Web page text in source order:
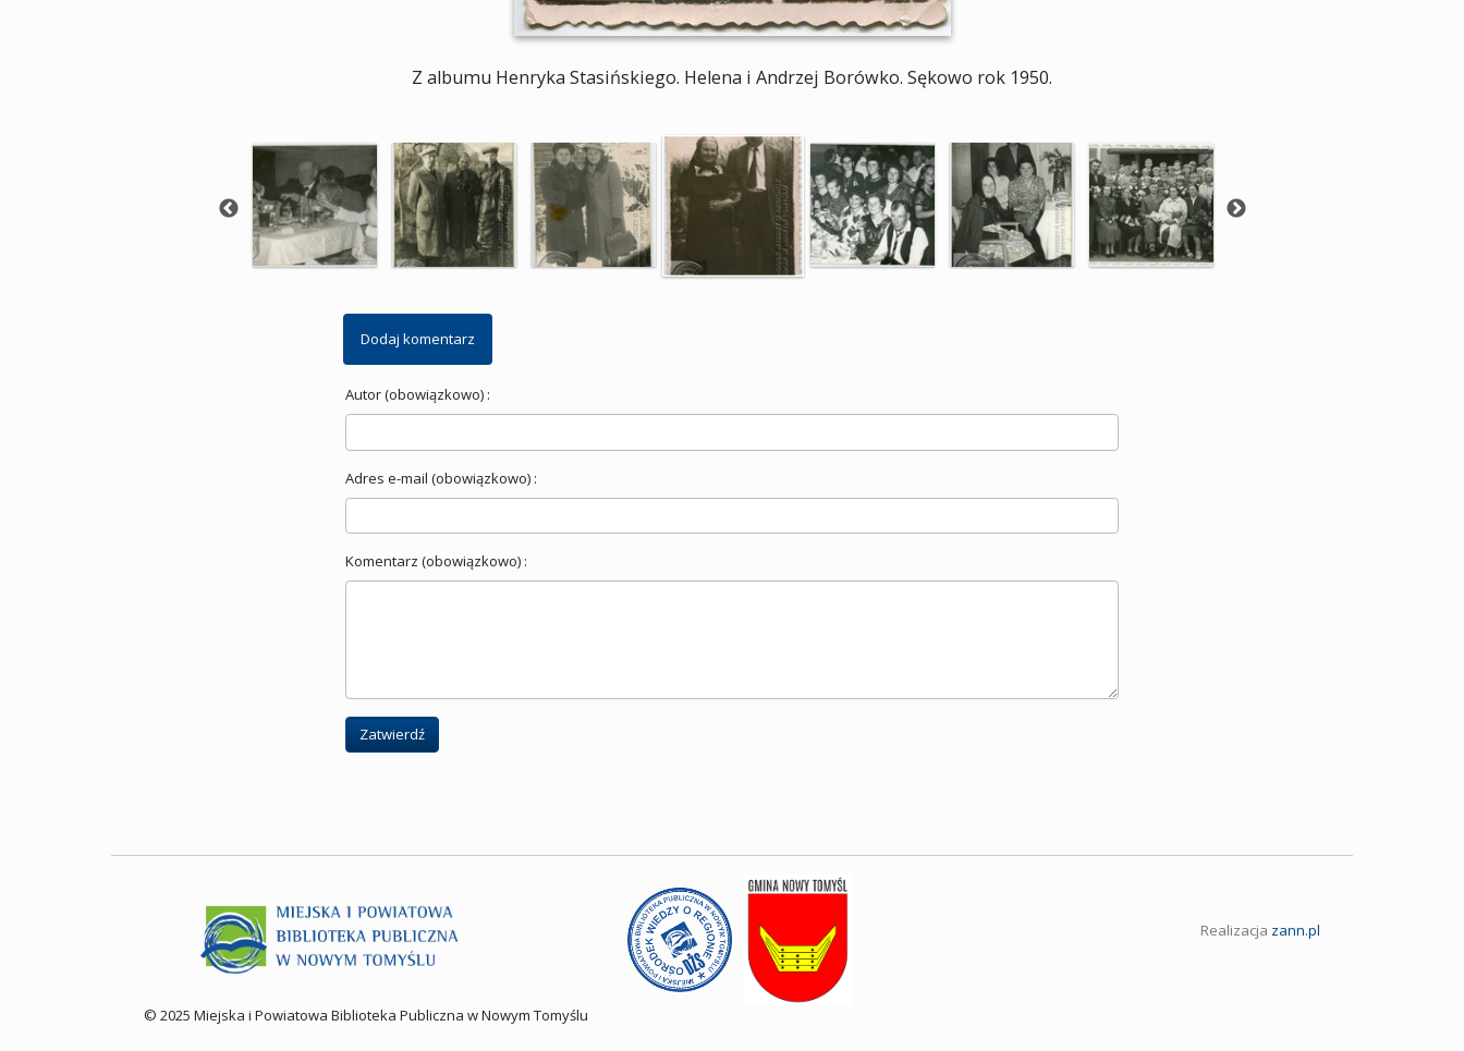
Z albumu Henryka Stasińskiego. Helena i Andrzej Borówko. Sękowo rok 1950.
Dodaj komentarz
Autor (obowiązkowo) :
Adres e-mail (obowiązkowo) :
Komentarz (obowiązkowo) :
Zatwierdź
Realizacja zann.pl
© 2025 Miejska i Powiatowa Biblioteka Publiczna w Nowym Tomyślu